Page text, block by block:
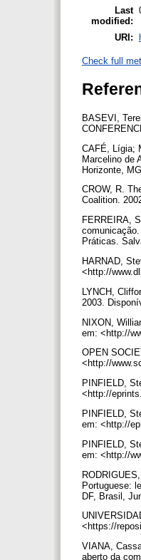
Last
modified:
URI:
Check full
BASEVI,
CAFÉ, Lígia;
Marcelino de
Horizonte,
CROW, R.
Coalition.
FERREIRA,
Práticas.
HARNAD,
<http://
LYNCH,
2003.
NIXON,
em: <http://
OPEN
<http://
PINFIELD,
<http://
PINFIELD,
em: <http://
PINFIELD,
em: <http://
Portuguese:
DF, Brasil,
<https://
VIANA,
aberto da